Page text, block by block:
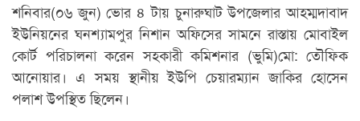
শনিবার(০৬ জুন) ভোর ৪ টায় চুনারুঘাট উপজেলার আহম্মদাবাদ
ইউনিয়নের ঘনশ্যামপুর নিশান অফিসের সামনে রাস্তায় মোবাইল
কোর্ট পরিচালনা করেন সহকারী কমিশনার (ভুমি)মো: তৌফিক
আনোয়ার। এ সময় স্থানীয় ইউপি চেয়ারম্যান জাকির হোসেন
পলাশ উপস্থিত ছিলেন।